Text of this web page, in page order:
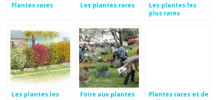
Plantes rares Les plantes rares
Les plantes les
plus rares
Les plantes les
Foire aux plantes
Plantes rares et de